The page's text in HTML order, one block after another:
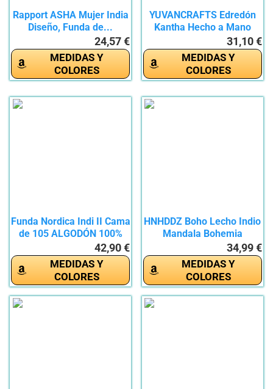
Rapport ASHA Mujer India
Diseño, Funda de...
24,57 €
MEDIDAS Y
COLORES
YUVANCRAFTS Edredón
Kantha Hecho a Mano
31,10 €
MEDIDAS Y
COLORES
Funda Nordica Indi II Cama
de 105 ALGODÓN 100%
42,90 €
MEDIDAS Y
COLORES
HNHDDZ Boho Lecho Indio
Mandala Bohemia
34,99 €
MEDIDAS Y
COLORES